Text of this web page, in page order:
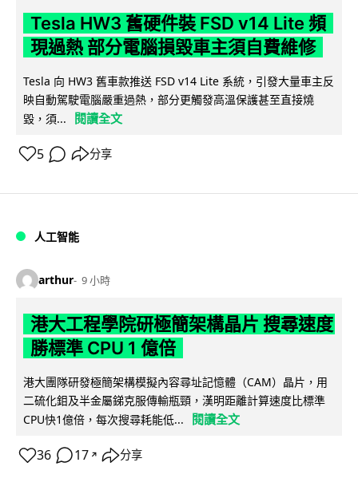
Tesla HW3 舊硬件裝 FSD v14 Lite 頻
現過熱 部分電腦損毀車主須自費維修
Tesla 向 HW3 舊車款推送 FSD v14 Lite 系統，引發大量車主反
映自動駕駛電腦嚴重過熱，部分更觸發高溫保護甚至直接燒
毀，須...
閱讀全文
5 分享
人工智能
arthur 9 小時
港大工程學院研極簡架構晶片 搜尋速度
勝標準 CPU 1 億倍
港大團隊研發極簡架構模擬內容尋址記憶體（CAM）晶片，用
二硫化鉬及半金屬銻克服傳輸瓶頸，漢明距離計算速度比標準
CPU快1億倍，每次搜尋耗能低...
閱讀全文
36 17 ↗ 分享